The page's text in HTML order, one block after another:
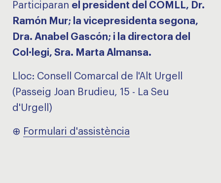
Participaran el president del COMLL, Dr.
Ramón Mur; la vicepresidenta segona,
Dra. Anabel Gascón; i la directora del
Col·legi, Sra. Marta Almansa.
Lloc: Consell Comarcal de l'Alt Urgell
(Passeig Joan Brudieu, 15 - La Seu
d'Urgell)
⊕ Formulari d'assistència